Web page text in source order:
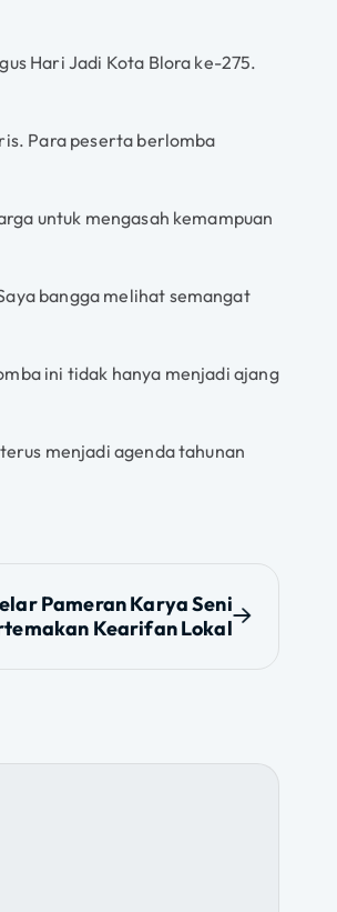
Hari Jadi Kota Blora ke-275.
Para peserta berlomba
untuk mengasah kemampuan
bangga melihat semangat
ini tidak hanya menjadi ajang
menjadi agenda tahunan
Pameran Karya Seni
Kearifan Lokal